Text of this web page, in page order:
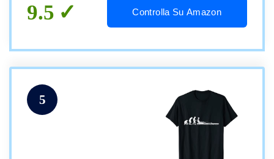
9.5 Controlla Su Amazon
5